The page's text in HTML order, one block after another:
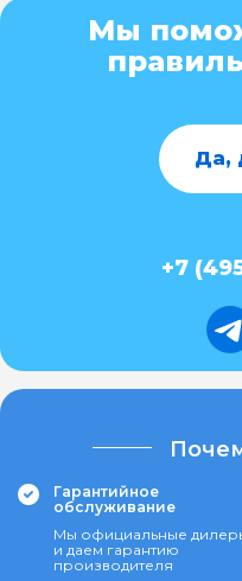
Мы
Да,
+7
Гарантийное
обслуживание
Мы официальные
и даем гарантию
производителя